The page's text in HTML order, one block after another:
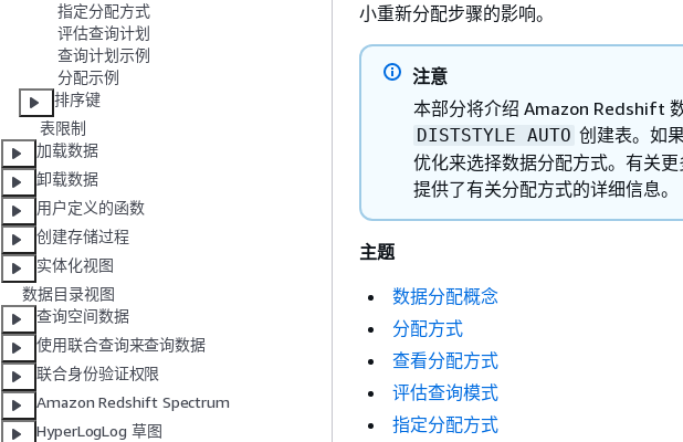
指定分配方式
评估查询计划
查询计划示例
分配示例
排序键
表限制
加载数据
卸载数据
用户定义的函数
创建存储过程
实体化视图
数据目录视图
查询空间数据
使用联合查询来查询数据
联合身份验证权限
Amazon Redshift Spectrum
HyperLogLog 草图
小重新分配步骤的影响。
注意
本部分将介绍 Amazon Redshift
DISTSTYLE AUTO 创建表。如
优化来选择数据分配方式。有关
提供了有关分配方式的详细信息。
主题
数据分配概念
分配方式
查看分配方式
评估查询模式
指定分配方式